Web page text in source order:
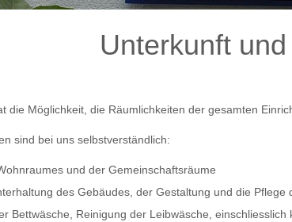
Unterkunft
die Möglichkeit, die Räumlichkeiten der gesamten
sind bei uns selbstverständlich:
und der Gemeinschaftsräume
des Gebäudes, der Gestaltung und die Pflege
Bettwäsche, Reinigung der Leibwäsche, einschliesslich